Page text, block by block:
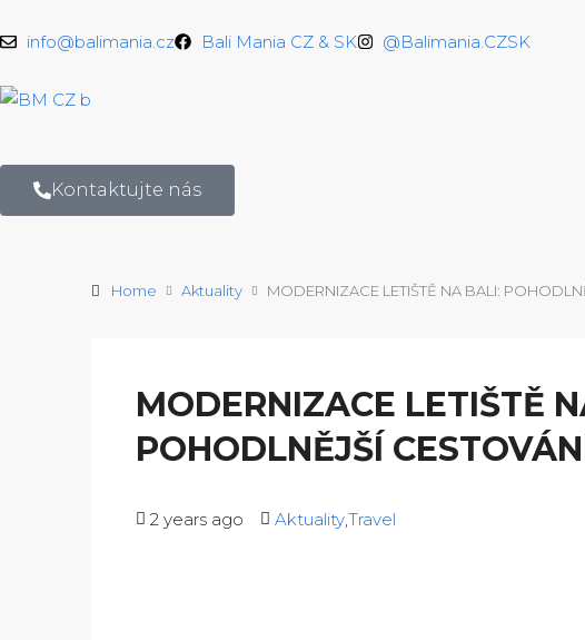
info@balimania.cz Bali Mania CZ & SK @Balimania.CZSK
Kontaktujte nás
Home Aktuality MODERNIZACE LETIŠTĚ NA BALI:
MODERNIZACE LETIŠTĚ
POHODLNĚJŠÍ
2 years ago AktualityTravel